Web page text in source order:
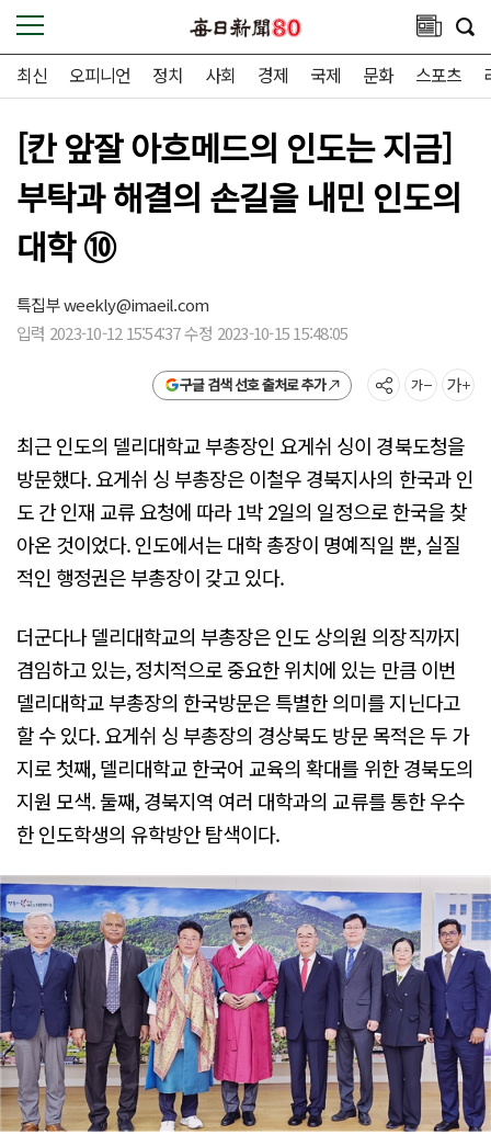
최신 오피니언 정치 사회 경제 국제 문화 스포츠
[칸 앞잘 아흐메드의 인도는 지금]
부탁과 해결의 손길을 내민 인도의
대학 ⑩
특집부weekly@imaeil.com
입력 2023-10-12 15:54:37 수정 2023-10-15 15:48:05
구글 검색 선호 출처로 추가
최근 인도의 델리대학교 부총장인 요게쉬 싱이 경북도청을
방문했다. 요게쉬 싱 부총장은 이철우 경북지사의 한국과 인
도 간 인재 교류 요청에 따라 1박 2일의 일정으로 한국을 찾
아온 것이었다. 인도에서는 대학 총장이 명예직일 뿐, 실질
적인 행정권은 부총장이 갖고 있다.
더군다나 델리대학교의 부총장은 인도 상의원 의장직까지
겸임하고 있는, 정치적으로 중요한 위치에 있는 만큼 이번
델리대학교 부총장의 한국방문은 특별한 의미를 지닌다고
할 수 있다. 요게쉬 싱 부총장의 경상북도 방문 목적은 두 가
지로 첫째, 델리대학교 한국어 교육의 확대를 위한 경북도의
지원 모색. 둘째, 경북지역 여러 대학과의 교류를 통한 우수
한 인도학생의 유학방안 탐색이다.